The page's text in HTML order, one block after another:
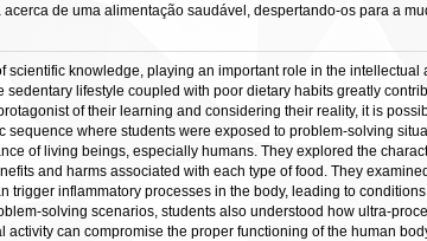
de uma alimentação saudável, despertando-os para a
scientific knowledge, playing an important role in the
lifestyle coupled with poor dietary habits greatly
of their learning and considering their reality, it is
sequence where students were exposed to problem-solving
of living beings, especially humans. They explored the
and harms associated with each type of food. They
trigger inflammatory processes in the body, leading to
solving scenarios, students also understood how ultra-
can compromise the proper functioning of the human